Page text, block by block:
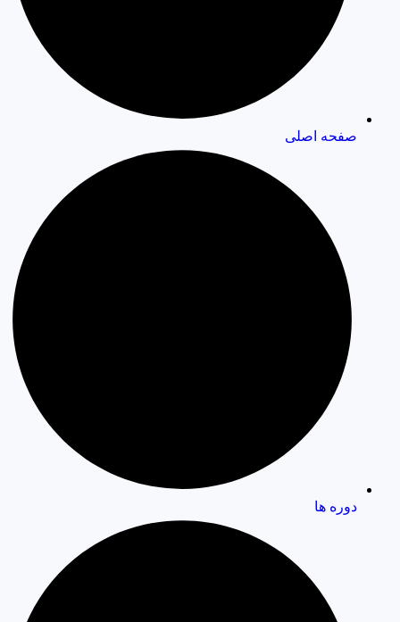
صفحه اصلی
دوره ها